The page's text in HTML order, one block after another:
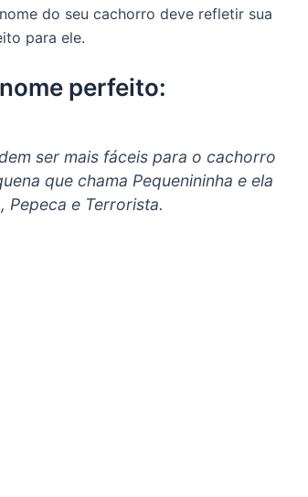
do seu cachorro deve refletir sua
para ele.
perfeito:
ser mais fáceis para o cachorro
que chama Pequenininha e ela
Pepeca e Terrorista.